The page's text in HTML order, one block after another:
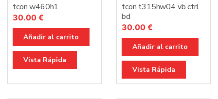
tcon w460h1
30.00 €
Añadir al carrito
Vista Rápida
tcon t315hw04 vb ctrl
bd
30.00 €
Añadir al carrito
Vista Rápida